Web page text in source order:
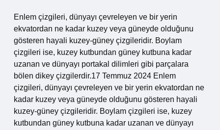
Enlem çizgileri, dünyayı çevreleyen ve bir yerin
ekvatordan ne kadar kuzey veya güneyde olduğunu
gösteren hayali kuzey-güney çizgileridir. Boylam
çizgileri ise, kuzey kutbundan güney kutbuna kadar
uzanan ve dünyayı portakal dilimleri gibi parçalara
bölen dikey çizgilerdir.17 Temmuz 2024 Enlem
çizgileri, dünyayı çevreleyen ve bir yerin ekvatordan ne
kadar kuzey veya güneyde olduğunu gösteren hayali
kuzey-güney çizgileridir. Boylam çizgileri ise, kuzey
kutbundan güney kutbuna kadar uzanan ve dünyayı